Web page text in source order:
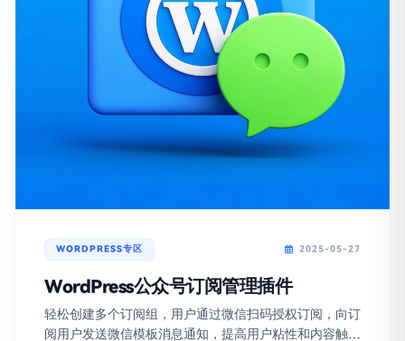
WORDPRESS专区 2025-05-27
WordPress公众号订阅管理插件
轻松创建多个订阅组，用户通过微信扫码授权订阅，向订
阅用户发送微信模板消息通知，提高用户粘性和内容触达